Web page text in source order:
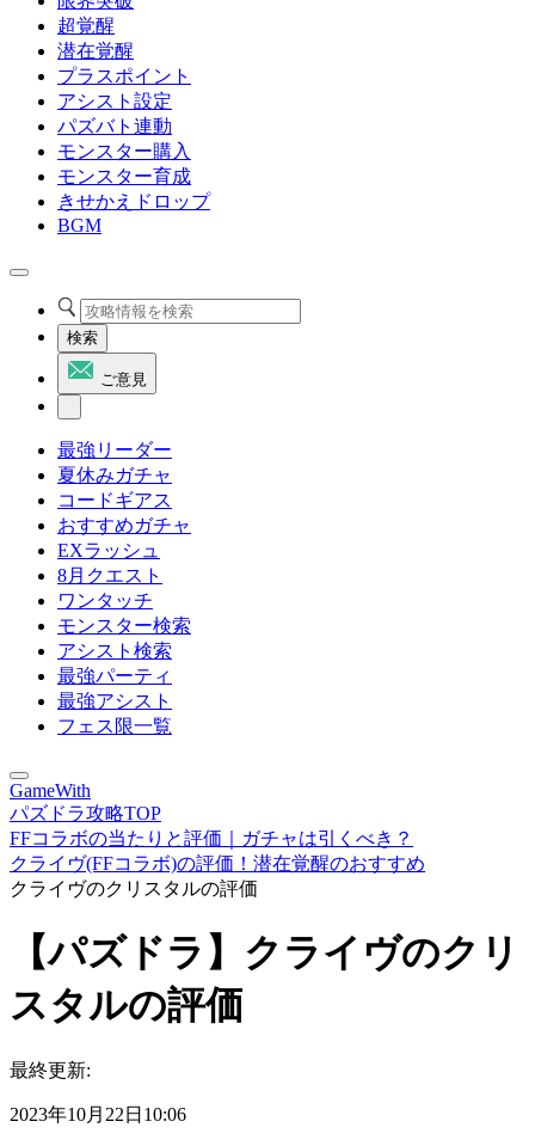
超覚醒
潜在覚醒
プラスポイント
アシスト設定
パズバト連動
モンスター購入
モンスター育成
きせかえドロップ
BGM
検索
ご意見
最強リーダー
夏休みガチャ
コードギアス
おすすめガチャ
EXラッシュ
8月クエスト
ワンタッチ
モンスター検索
アシスト検索
最強パーティ
最強アシスト
フェス限一覧
GameWith
パズドラ攻略TOP
FFコラボの当たりと評価｜ガチャは引くべき？
クライヴ(FFコラボ)の評価！潜在覚醒のおすすめ
クライヴのクリスタルの評価
【パズドラ】クライヴのクリ
スタルの評価
最終更新:
2023年10月22日10:06